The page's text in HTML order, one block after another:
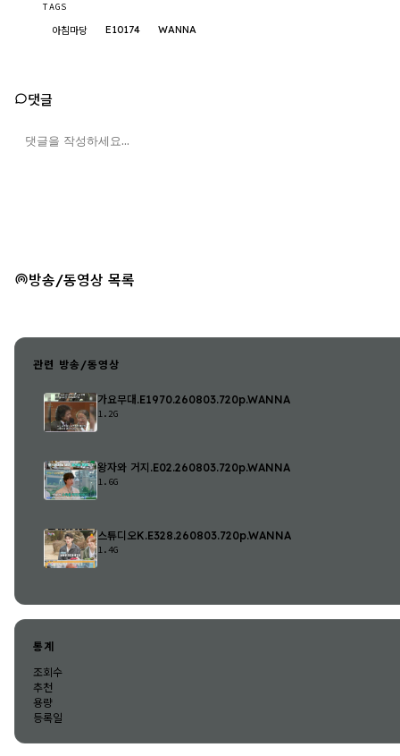
TAGS
아침마당 E10174 WANNA
댓글
방송/동영상 목록
관련 방송/동영상
가요무대.E1970.260803.720p.WANNA
1.2G
왕자와 거지.E02.260803.720p.WANNA
1.6G
스튜디오K.E328.260803.720p.WANNA
1.4G
통계
조회수
추천
용량
등록일